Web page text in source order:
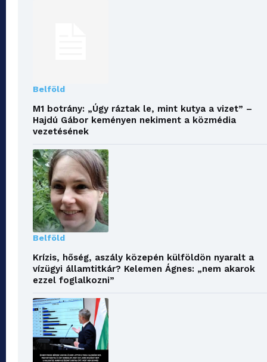
Belföld
M1 botrány: „Úgy ráztak le, mint kutya a vizet” –
Hajdú Gábor keményen nekiment a közmédia
vezetésének
Belföld
Krízis, hőség, aszály közepén külföldön nyaralt a
vízügyi államtitkár? Kelemen Ágnes: „nem akarok
ezzel foglalkozni”